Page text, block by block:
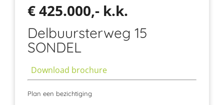
€ 425.000,- k.k.
Delbuursterweg 15
SONDEL
Download brochure
Plan een bezichtiging